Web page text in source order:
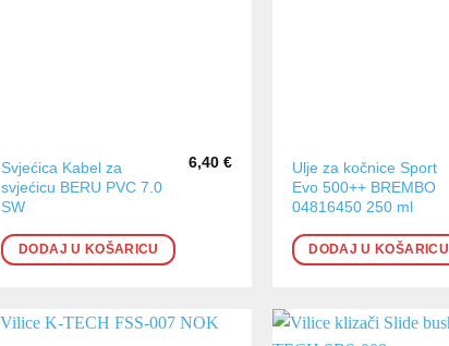
Svjećica Kabel za
svjećicu BERU PVC 7.0
SW
6,40€
DODAJ U KOŠARICU
Ulje za kočnice Sport
Evo 500++ BREMBO
04816450 250 ml
DODAJ U KOŠARICU